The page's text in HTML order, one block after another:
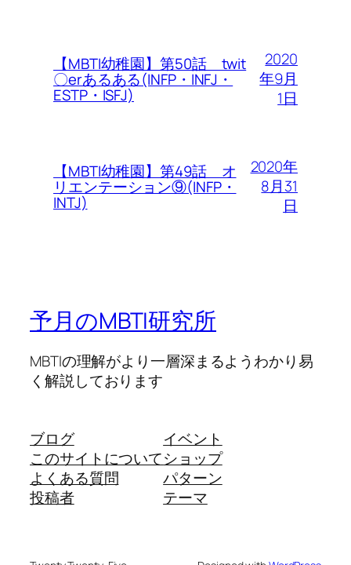
【MBTI幼稚園】第50話 twit
〇erあるある(INFP・INFJ・
ESTP・ISFJ)
2020
年9月
1日
【MBTI幼稚園】第49話 オ
リエンテーション⑨(INFP・
INTJ)
2020年
8月31
日
予月のMBTI研究所
MBTIの理解がより一層深まるようわかり易
く解説しております
ブログ
このサイトについて
よくある質問
投稿者
イベント
ショップ
パターン
テーマ